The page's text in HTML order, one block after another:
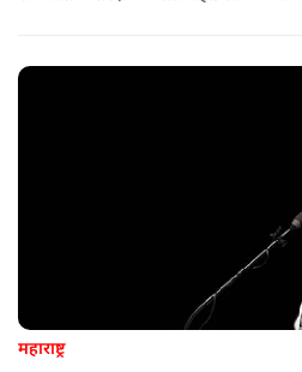
नेता या सांसद क्यों न हो, यदि वह राज्य की
महाराष्ट्र